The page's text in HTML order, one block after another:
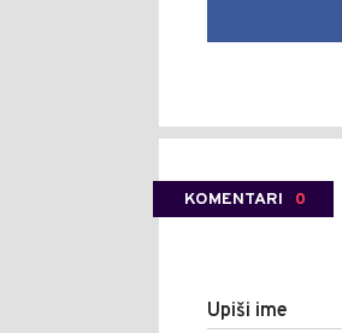
KOMENTARI 0
Upiši ime